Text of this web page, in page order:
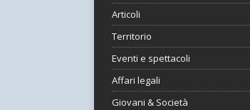
Articoli
Territorio
Eventi e spettacoli
Affari legali
Giovani & Società